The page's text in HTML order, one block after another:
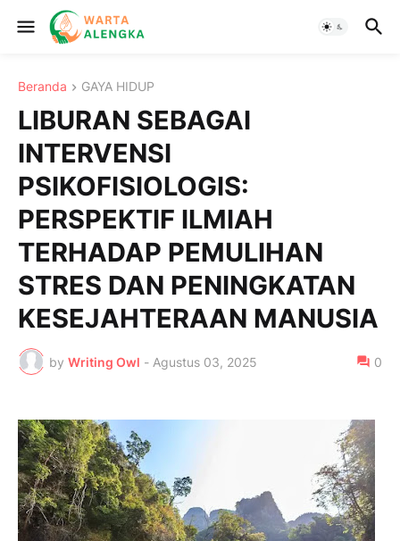
Beranda GAYA HIDUP
LIBURAN SEBAGAI
INTERVENSI
PSIKOFISIOLOGIS:
PERSPEKTIF ILMIAH
TERHADAP PEMULIHAN
STRES DAN PENINGKATAN
KESEJAHTERAAN MANUSIA
by Writing Owl - Agustus 03, 2025 0